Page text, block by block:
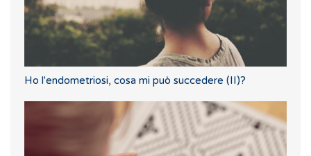
Ho l'endometriosi, cosa mi può succedere (II)?